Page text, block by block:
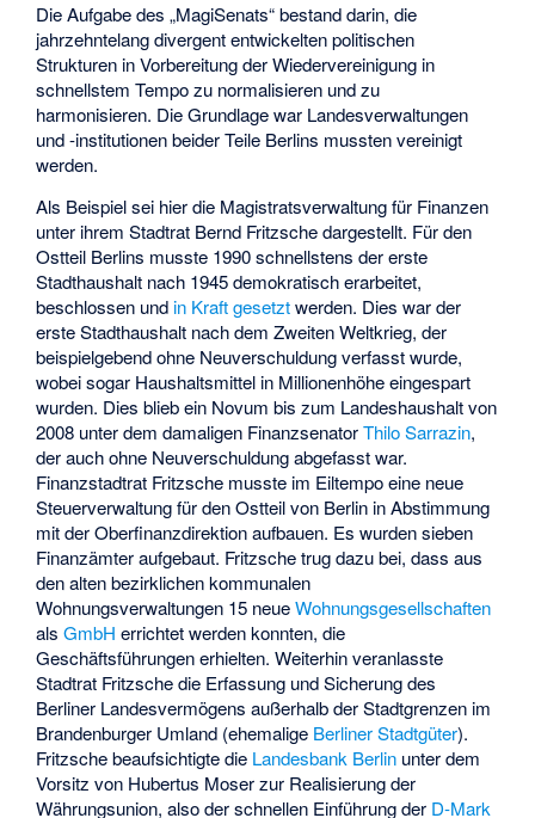
Die Aufgabe des „MagiSenats“ bestand darin, die
jahrzehntelang divergent entwickelten politischen
Strukturen in Vorbereitung der Wiedervereinigung in
schnellstem Tempo zu normalisieren und zu
harmonisieren. Die Grundlage war Landesverwaltungen
und -institutionen beider Teile Berlins mussten vereinigt
werden.
Als Beispiel sei hier die Magistratsverwaltung für Finanzen
unter ihrem Stadtrat Bernd Fritzsche dargestellt. Für den
Ostteil Berlins musste 1990 schnellstens der erste
Stadthaushalt nach 1945 demokratisch erarbeitet,
beschlossen und in Kraft gesetztwerden. Dies war der
erste Stadthaushalt nach dem Zweiten Weltkrieg, der
beispielgebend ohne Neuverschuldung verfasst wurde,
wobei sogar Haushaltsmittel in Millionenhöhe eingespart
wurden. Dies blieb ein Novum bis zum Landeshaushalt von
2008 unter dem damaligen FinanzsenatorThilo Sarrazin,
der auch ohne Neuverschuldung abgefasst war.
Finanzstadtrat Fritzsche musste im Eiltempo eine neue
Steuerverwaltung für den Ostteil von Berlin in Abstimmung
mit der Oberfinanzdirektion aufbauen. Es wurden sieben
Finanzämter aufgebaut. Fritzsche trug dazu bei, dass aus
den alten bezirklichen kommunalen
Wohnungsverwaltungen 15 neueWohnungsgesellschaften
alsGmbH errichtet werden konnten, die
Geschäftsführungen erhielten. Weiterhin veranlasste
Stadtrat Fritzsche die Erfassung und Sicherung des
Berliner Landesvermögens außerhalb der Stadtgrenzen im
Brandenburger Umland (ehemalige Berliner Stadtgüter).
Fritzsche beaufsichtigte die Landesbank Berlin unter dem
Vorsitz von Hubertus Moser zur Realisierung der
Währungsunion, also der schnellen Einführung der D-Mark